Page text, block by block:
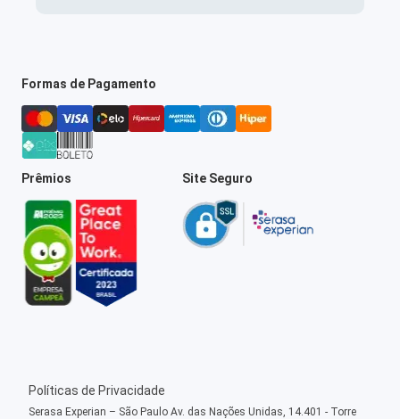
Formas de Pagamento
Prêmios Site Seguro
Políticas de Privacidade
Serasa Experian – São Paulo Av. das Nações Unidas, 14.401 - Torre